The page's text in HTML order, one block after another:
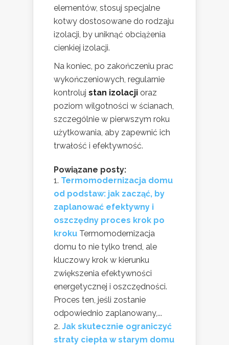
elementów, stosuj specjalne
kotwy dostosowane do rodzaju
izolacji, by uniknąć obciążenia
cienkiej izolacji.
Na koniec, po zakończeniu prac
wykończeniowych, regularnie
kontroluj stan izolacji oraz
poziom wilgotności w ścianach,
szczególnie w pierwszym roku
użytkowania, aby zapewnić ich
trwałość i efektywność.
Powiązane posty:
Termomodernizacja domu
od podstaw: jak zacząć, by
zaplanować efektywny i
oszczędny proces krok po
kroku Termomodernizacja
domu to nie tylko trend, ale
kluczowy krok w kierunku
zwiększenia efektywności
energetycznej i oszczędności.
Proces ten, jeśli zostanie
odpowiednio zaplanowany,...
Jak skutecznie ograniczyć
straty ciepła w starym domu